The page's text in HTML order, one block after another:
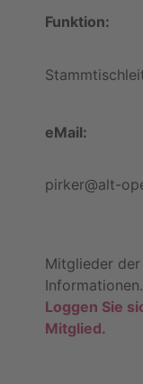
Funktion:
eMail:
pirker@alt-
Mitglieder der
Informationen.
Loggen Sie
Mitglied.